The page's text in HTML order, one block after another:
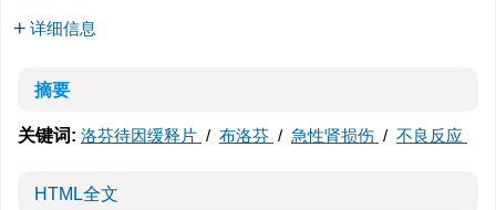
详细信息
摘要
关键词: 洛芬待因缓释片 / 布洛芬 / 急性肾损伤 / 不良反应
HTML全文